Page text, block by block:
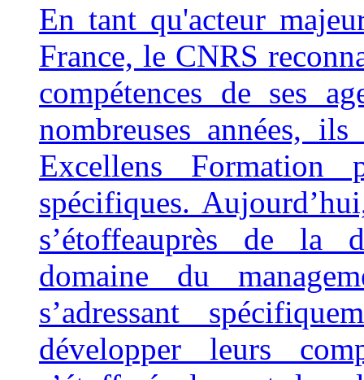
En tant qu'acteur
France, le CNRS
compétences de ses
nombreuses années,
Excellens Formation
spécifiques.
s’étoffeauprès de la
domaine du
s’adressant
développer leurs